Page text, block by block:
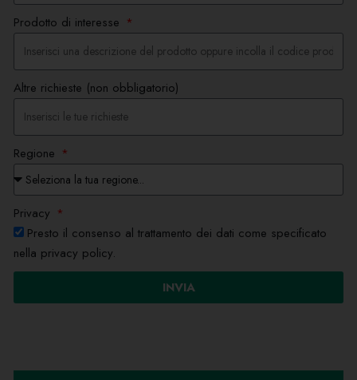
Prodotto di interesse
Altre richieste (non obbligatorio)
Regione
Privacy
Presto il consenso al trattamento dei dati come specificato
nella privacy policy.
INVIA